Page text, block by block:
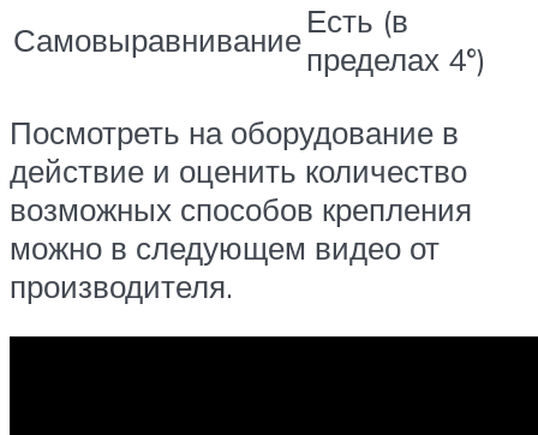
СамовыравниваниеЕсть (в
пределах 4°)
Посмотреть на оборудование в
действие и оценить количество
возможных способов крепления
можно в следующем видео от
производителя.